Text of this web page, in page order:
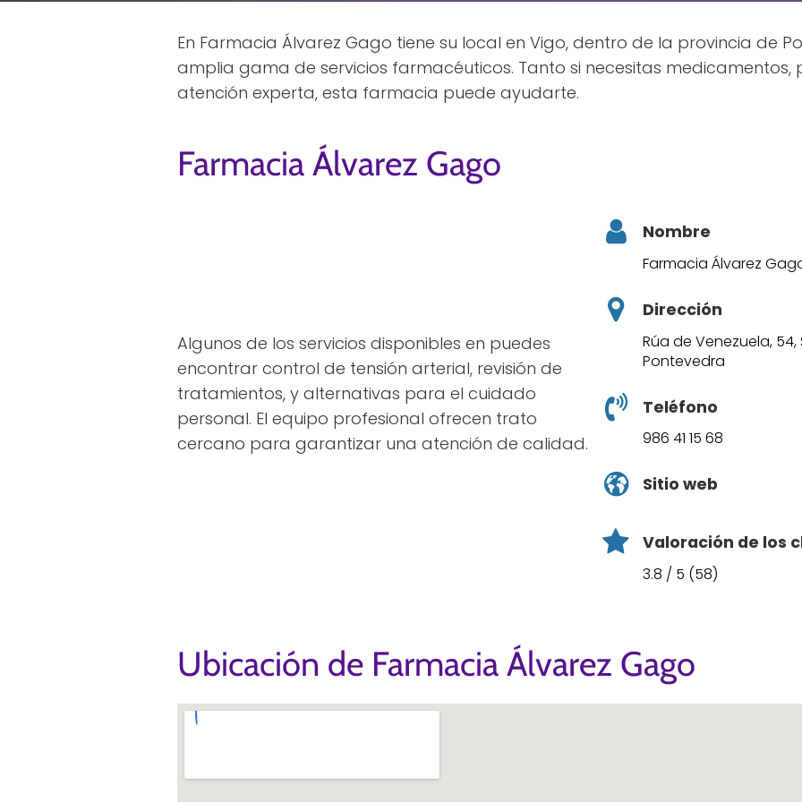
En Farmacia Álvarez Gago tiene su local en Vigo, dentro de la provincia de
amplia gama de servicios farmacéuticos. Tanto si necesitas medicamentos,
atención experta, esta farmacia puede ayudarte.
Farmacia Álvarez Gago
Algunos de los servicios disponibles en puedes
encontrar control de tensión arterial, revisión de
tratamientos, y alternativas para el cuidado
personal. El equipo profesional ofrecen trato
cercano para garantizar una atención de calidad.
Nombre
Farmacia Álvarez
Dirección
Rúa de Venezuela,
Pontevedra
Teléfono
986 41 15 68
Sitio web
Valoración de los
3.8 / 5 (58)
Ubicación de Farmacia Álvarez Gago